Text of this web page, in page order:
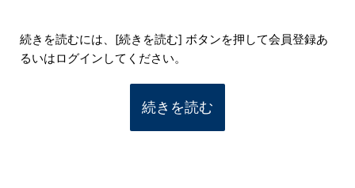
続きを読むには、[続きを読む] ボタンを押して会員登録あ
るいはログインしてください。
続きを読む